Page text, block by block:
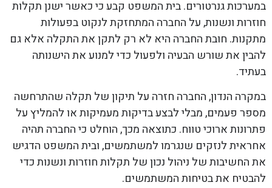
במערכות גנרטורים. בית המשפט קבע כי כאשר ישנן תקלות
חוזרות ונשנות, על החברה המתחזקת לנקוט בפעולות
מתקנות. חובת החברה היא לא רק לתקן את התקלה אלא גם
להבין את שורש הבעיה ולפעול כדי למנוע את הישנותה
בעתיד.
במקרה הנדון, החברה חזרה על תיקון של תקלה שהתרחשה
מספר פעמים, מבלי לבצע בדיקות מעמיקות או להמליץ על
פתרונות ארוכי טווח. כתוצאה מכך, הוחלט כי החברה תהיה
אחראית לנזקים שנגרמו למשתמשים, ובית המשפט הדגיש
את החשיבות של ניהול נכון של תקלות חוזרות ונשנות כדי
להבטיח את בטיחות המשתמשים.